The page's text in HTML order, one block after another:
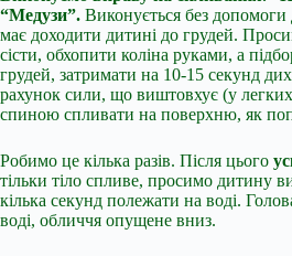
“Медузи”. Виконується без
має доходити дитині до грудей.
сісти, обхопити коліна руками, а
грудей, затримати на 10-15 секунд
рахунок сили, що виштовхує (у легких
спиною спливати на поверхню, як
Робимо це кілька разів. Після цього
тільки тіло спливе, просимо дитину
кілька секунд полежати на воді.
воді, обличчя опущене вниз.